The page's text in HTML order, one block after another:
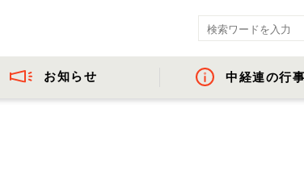
お知らせ 中経連の行
- 地域間・産学官金連携